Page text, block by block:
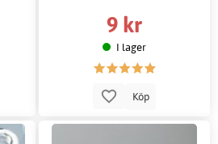
9 kr
I lager
Köp